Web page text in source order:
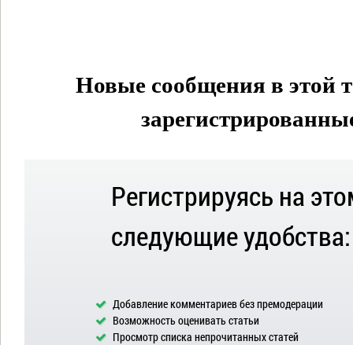
Новые сообщения в этой
Регистрируясь на
следующие удобства:
Добавление комментариев без премодерации
Возможность оценивать статьи
Просмотр списка непрочитанных статей